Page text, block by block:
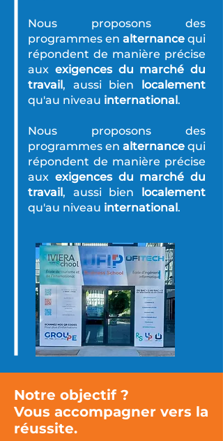
Nous proposons des
programmes en alternance qui
répondent de manière précise
aux exigences du marché du
travail, aussi bien localement
qu'au niveau international.
Nous proposons des
programmes en alternance qui
répondent de manière précise
aux exigences du marché du
travail, aussi bien localement
qu'au niveau international.
Notre objectif ?
Vous accompagner vers la
réussite.